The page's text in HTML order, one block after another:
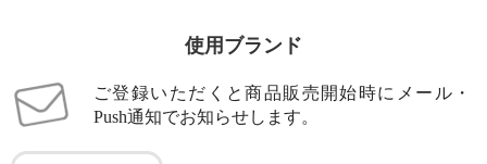
使用ブランド
ご登録いただくと商品販売開始時にメール・
Push通知でお知らせします。